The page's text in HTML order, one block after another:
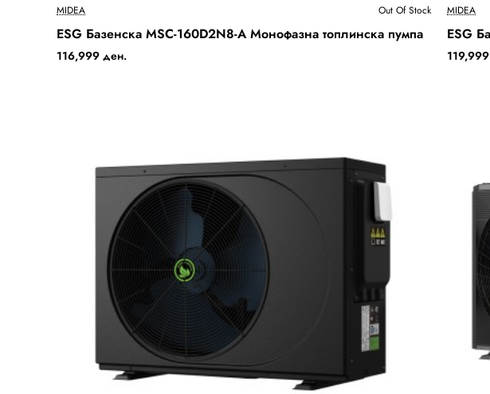
Бесплатна Достава
Out Of Stock
MIDEA Out Of Stock
ESG Базенска MSC-160D2N8-A Монофазна топлинска пумпа
116,999 ден.
Out
MIDEA
ESG